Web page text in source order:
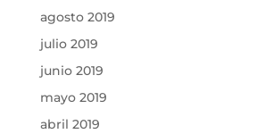
agosto 2019
julio 2019
junio 2019
mayo 2019
abril 2019